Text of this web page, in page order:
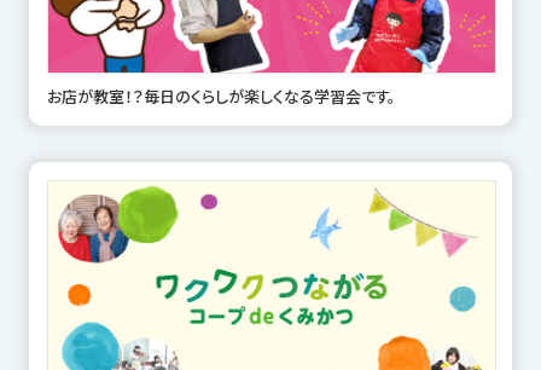
お店が教室！？毎日のくらしが楽しくなる学習会です。